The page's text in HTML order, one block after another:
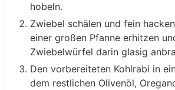
hobeln.
Zwiebel schälen und fein
einer großen Pfanne erhitzen
Zwiebelwürfel darin glasig
Den vorbereiteten Kohlrabi in
dem restlichen Olivenöl,